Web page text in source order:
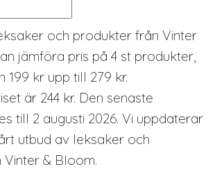
och produkter från Vinter
jämföra pris på 4 st produkter,
199 kr upp till 279 kr.
är 244 kr. Den senaste
till 2 augusti 2026. Vi uppdaterar
utbud av leksaker och
& Bloom.